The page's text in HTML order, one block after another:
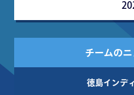
チームの
徳島インデ